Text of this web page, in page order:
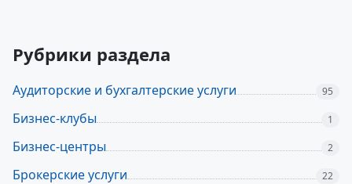
Рубрики раздела
Аудиторские и бухгалтерские услуги 95
Бизнес-клубы 1
Бизнес-центры 2
Брокерские услуги 22